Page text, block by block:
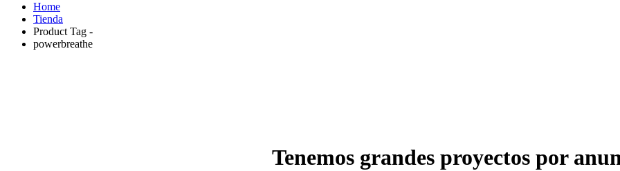
Home
Tienda
Product Tag -
powerbreathe
Tenemos grandes proyectos por